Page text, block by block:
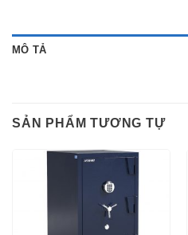
MÔ TẢ
SẢN PHẨM TƯƠNG TỰ